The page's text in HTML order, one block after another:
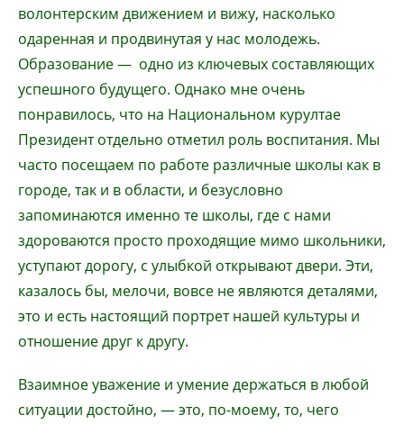
волонтерским движением и вижу, насколько
одаренная и продвинутая у нас молодежь.
Образование — одно из ключевых составляющих
успешного будущего. Однако мне очень
понравилось, что на Национальном курултае
Президент отдельно отметил роль воспитания. Мы
часто посещаем по работе различные школы как в
городе, так и в области, и безусловно
запоминаются именно те школы, где с нами
здороваются просто проходящие мимо школьники,
уступают дорогу, с улыбкой открывают двери. Эти,
казалось бы, мелочи, вовсе не являются деталями,
это и есть настоящий портрет нашей культуры и
отношение друг к другу.
Взаимное уважение и умение держаться в любой
ситуации достойно, — это, по-моему, то, чего